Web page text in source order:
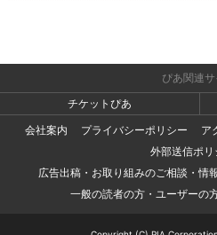
ぴあ関連サ
チケットぴあ
会社案内
プライバシーポリシー
ア
外部送信ポリ
広告出稿・お取り組みのご相談・情
一般の読者の方・ユーザーの